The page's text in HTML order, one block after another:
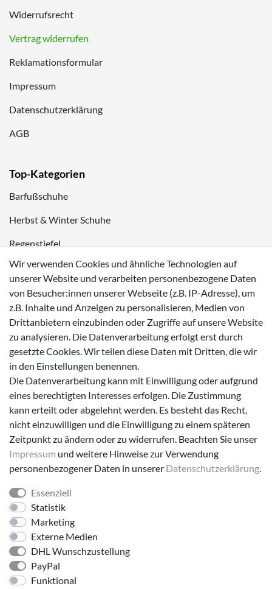
Widerrufsrecht
Vertrag widerrufen
Reklamationsformular
Impressum
Datenschutzerklärung
AGB
Top-Kategorien
Barfußschuhe
Herbst & Winter Schuhe
Regenstiefel
Blinkschuhe
Schnneestiefel
Wasserdichte Kinderschuhe
Sneaker
Lauflernschuhe
Zahlungsmöglichkeiten
Versanddienstleister
Folge uns!
Wir verwenden Cookies und ähnliche Technologien auf
unserer Website und verarbeiten personenbezogene Daten
von Besucher:innen unserer Webseite (z.B. IP-Adresse), um
z.B. Inhalte und Anzeigen zu personalisieren, Medien von
Drittanbietern einzubinden oder Zugriffe auf unsere Website
zu analysieren. Die Datenverarbeitung erfolgt erst durch
gesetzte Cookies. Wir teilen diese Daten mit Dritten, die wir
in den Einstellungen benennen.
Die Datenverarbeitung kann mit Einwilligung oder aufgrund
eines berechtigten Interesses erfolgen. Die Zustimmung
kann erteilt oder abgelehnt werden. Es besteht das Recht,
nicht einzuwilligen und die Einwilligung zu einem späteren
Zeitpunkt zu ändern oder zu widerrufen. Beachten Sie unser
Impressum und weitere Hinweise zur Verwendung
personenbezogener Daten in unserer Daten­schutz­erklärung.
Essenziell
Statistik
Marketing
Externe Medien
DHL Wunschzustellung
PayPal
Funktional